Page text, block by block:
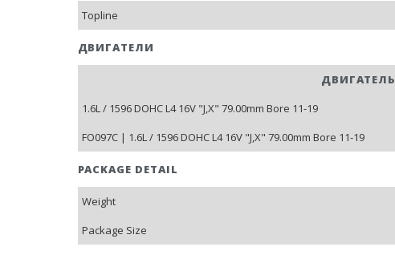
Topline
ДВИГАТЕЛИ
ДВИГАТЕЛЬ
1.6L / 1596 DOHC L4 16V "J,X" 79.00mm Bore 11-19
FO097C | 1.6L / 1596 DOHC L4 16V "J,X" 79.00mm Bore 11-19
PACKAGE DETAIL
Weight
Package Size